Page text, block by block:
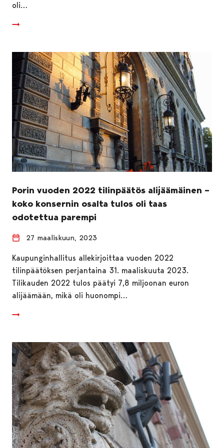
oli…
Porin vuoden 2022 tilinpäätös alijäämäinen –
koko konsernin osalta tulos oli taas
odotettua parempi
27 maaliskuun, 2023
Kaupunginhallitus allekirjoittaa vuoden 2022
tilinpäätöksen perjantaina 31. maaliskuuta 2023.
Tilikauden 2022 tulos päätyi 7,8 miljoonan euron
alijäämään, mikä oli huonompi…